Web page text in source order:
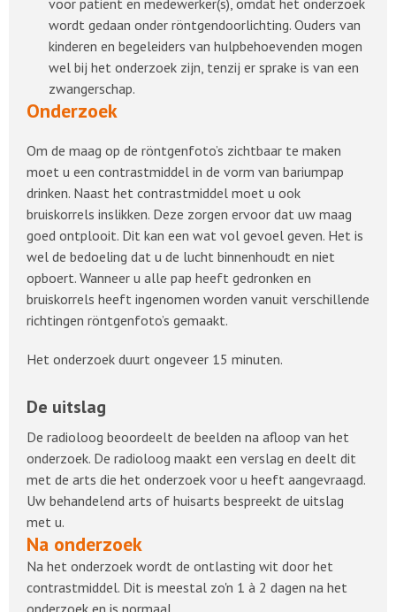
voor patiënt en medewerker(s), omdat het onderzoek
wordt gedaan onder röntgendoorlichting. Ouders van
kinderen en begeleiders van hulpbehoevenden mogen
wel bij het onderzoek zijn, tenzij er sprake is van een
zwangerschap.
Onderzoek
Om de maag op de röntgenfoto’s zichtbaar te maken
moet u een contrastmiddel in de vorm van bariumpap
drinken. Naast het contrastmiddel moet u ook
bruiskorrels inslikken. Deze zorgen ervoor dat uw maag
goed ontplooit. Dit kan een wat vol gevoel geven. Het is
wel de bedoeling dat u de lucht binnenhoudt en niet
opboert. Wanneer u alle pap heeft gedronken en
bruiskorrels heeft ingenomen worden vanuit verschillende
richtingen röntgenfoto’s gemaakt.
Het onderzoek duurt ongeveer 15 minuten.
De uitslag
De radioloog beoordeelt de beelden na afloop van het
onderzoek. De radioloog maakt een verslag en deelt dit
met de arts die het onderzoek voor u heeft aangevraagd.
Uw behandelend arts of huisarts bespreekt de uitslag
met u.
Na onderzoek
Na het onderzoek wordt de ontlasting wit door het
contrastmiddel. Dit is meestal zo'n 1 à 2 dagen na het
onderzoek en is normaal.